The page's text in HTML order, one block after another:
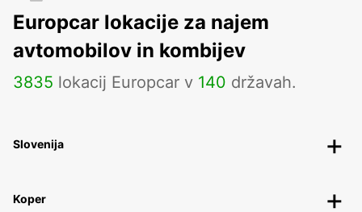
Europcar lokacije za najem
avtomobilov in kombijev
3835 lokacij Europcar v 140 državah.
Slovenija
Koper